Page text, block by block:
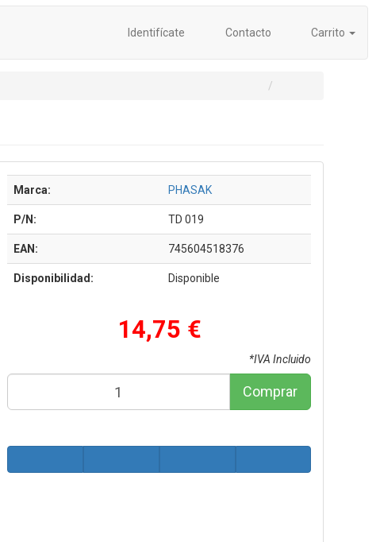
Identifícate Contacto Carrito
Marca: PHASAK
P/N: TD 019
EAN: 745604518376
Disponibilidad: Disponible
14,75 €
*IVA Incluido
Comprar